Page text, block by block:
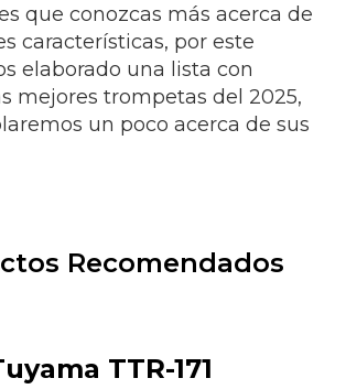
que conozcas más acerca de
características, por este
elaborado una lista con
mejores trompetas del 2025,
un poco acerca de sus
Recomendados
TTR-171